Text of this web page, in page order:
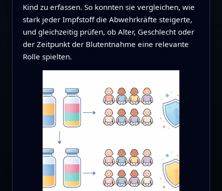
Kind zu erfassen. So konnten sie vergleichen, wie
stark jeder Impfstoff die Abwehrkräfte steigerte,
und gleichzeitig prüfen, ob Alter, Geschlecht oder
der Zeitpunkt der Blutentnahme eine relevante
Rolle spielten.